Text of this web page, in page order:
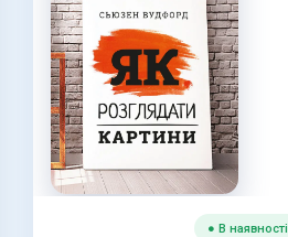
● В наявності